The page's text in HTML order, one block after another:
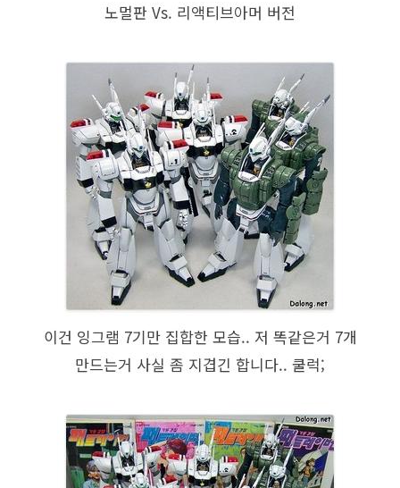
노멀판 Vs. 리액티브아머 버전
이건 잉그램 7기만 집합한 모습.. 저 똑같은거 7개
만드는거 사실 좀 지겹긴 합니다.. 쿨럭;